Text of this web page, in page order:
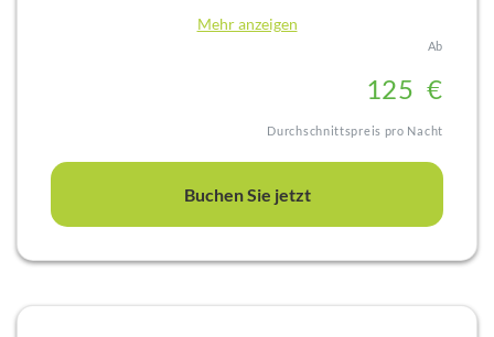
Die Condos verfügen über einen eigenen kleinen
Schlafzimmer mit Doppelbett, Schrank und großem
Flatscreen.
Wohnzimmer mit Sofa, das zum Stockbett umgebaut
eingebauter Duschkabine.
Mehr anzeigen
Ab
125 €
Durchschnittspreis pro Nacht
Buchen Sie jetzt